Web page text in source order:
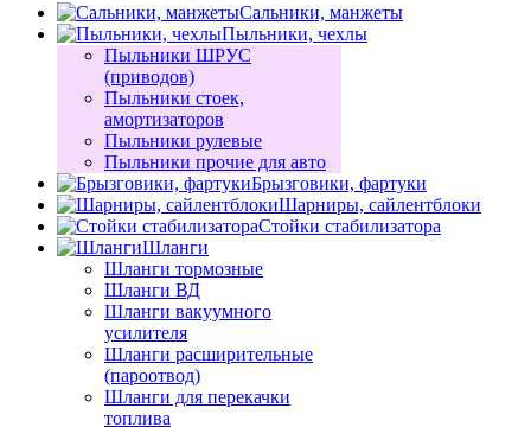
Сальники, манжеты
Пыльники, чехлы
Пыльники ШРУС
(приводов)
Пыльники стоек,
амортизаторов
Пыльники рулевые
Пыльники прочие для авто
Брызговики, фартуки
Шарниры, сайлентблоки
Стойки стабилизатора
Шланги
Шланги тормозные
Шланги ВД
Шланги вакуумного
усилителя
Шланги расширительные
(пароотвод)
Шланги для перекачки
топлива